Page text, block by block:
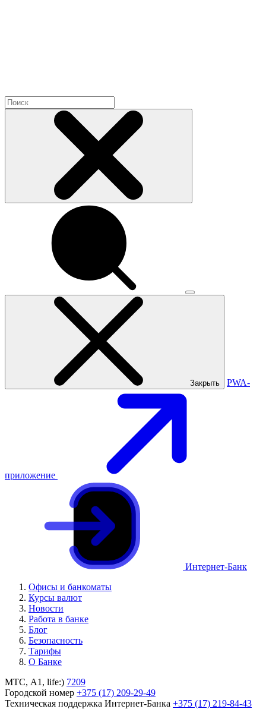
Закрыть PWA-
приложение
Интернет-Банк
Офисы и банкоматы
Курсы валют
Новости
Работа в банке
Блог
Безопасность
Тарифы
О Банке
МТС, A1, life:) 7209
Городской номер +375 (17) 209-29-49
Техническая поддержка Интернет-Банка +375 (17) 219-84-43